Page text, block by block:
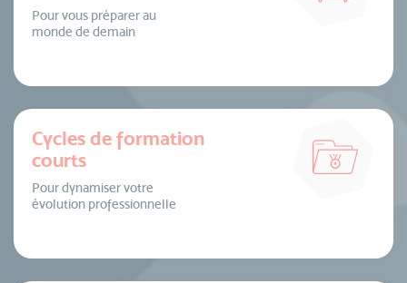
Pour vous préparer au
monde de demain
Cycles de formation
courts
Pour dynamiser votre
évolution professionnelle